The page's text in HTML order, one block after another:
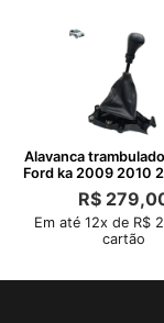
Alavanca
Ford ka 2009 2010
R$
Em até 12x de R$
cartão